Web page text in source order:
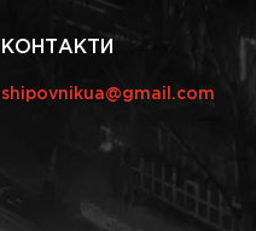
КОНТАКТИ
shipovnikua@gmail.com